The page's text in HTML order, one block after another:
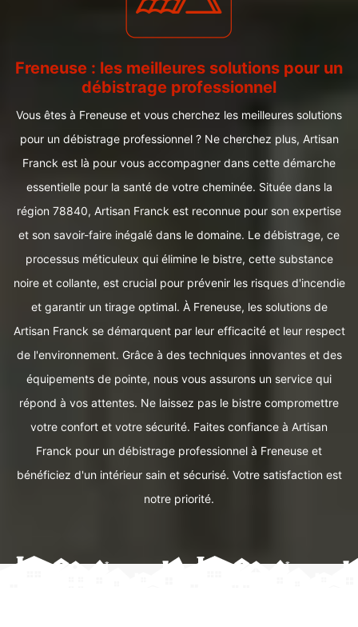
Freneuse : les meilleures solutions pour un
débistrage professionnel
Vous êtes à Freneuse et vous cherchez les meilleures solutions
pour un débistrage professionnel ? Ne cherchez plus, Artisan
Franck est là pour vous accompagner dans cette démarche
essentielle pour la santé de votre cheminée. Située dans la
région 78840, Artisan Franck est reconnue pour son expertise
et son savoir-faire inégalé dans le domaine. Le débistrage, ce
processus méticuleux qui élimine le bistre, cette substance
noire et collante, est crucial pour prévenir les risques d'incendie
et garantir un tirage optimal. À Freneuse, les solutions de
Artisan Franck se démarquent par leur efficacité et leur respect
de l'environnement. Grâce à des techniques innovantes et des
équipements de pointe, nous vous assurons un service qui
répond à vos attentes. Ne laissez pas le bistre compromettre
votre confort et votre sécurité. Faites confiance à Artisan
Franck pour un débistrage professionnel à Freneuse et
bénéficiez d'un intérieur sain et sécurisé. Votre satisfaction est
notre priorité.